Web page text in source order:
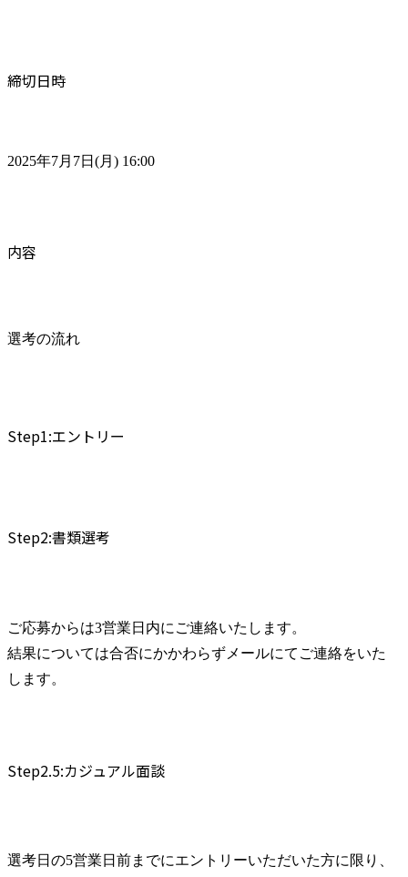
締切日時
2025年7月7日(月) 16:00
内容
選考の流れ
Step1:エントリー
Step2:書類選考
ご応募からは3営業日内にご連絡いたします。
結果については合否にかかわらずメールにてご連絡をいた
します。
Step2.5:カジュアル面談
選考日の5営業日前までにエントリーいただいた方に限り、